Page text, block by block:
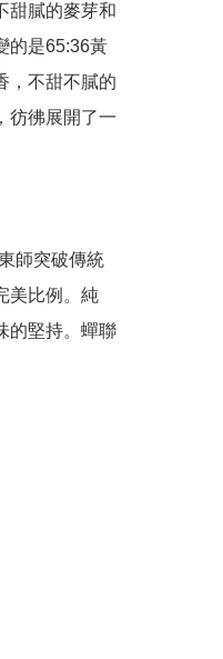
甜膩的麥芽和
的是65:36黃
，不甜不膩的
彷彿展開了一
美比例。純
的堅持。蟬聯